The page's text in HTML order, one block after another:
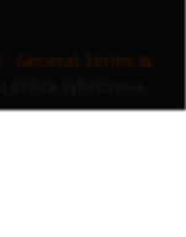
General Terms &